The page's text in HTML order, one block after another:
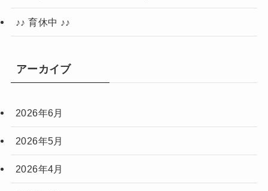
♪♪ 育休中 ♪♪
アーカイブ
2026年6月
2026年5月
2026年4月